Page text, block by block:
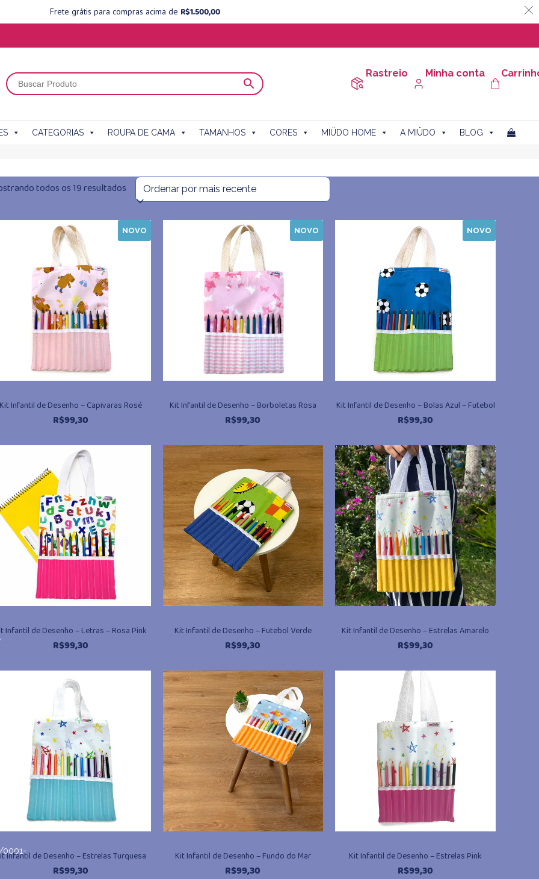
Frete grátis para compras acima de R$1.500,00
Rastreio
Minha conta
CATEGORIAS ROUPA DE CAMA TAMANHOS CORES MIÜDO HOME A MIÜDO
BLOG
todos os 19 resultados Classificado
mais
NOVO
Kit Infantil de Desenho – Capivaras Rosé
R$99,30
NOVO
Kit Infantil de Desenho – Borboletas Rosa
R$99,30
NOVO
Kit Infantil de Desenho – Bolas Azul – Futebol
R$99,30
Infantil de Desenho – Letras – Rosa Pink
R$99,30
Kit Infantil de Desenho – Futebol Verde
R$99,30
Kit Infantil de Desenho – Estrelas Amarelo
R$99,30
Infantil de Desenho – Estrelas Turquesa
R$99,30
Kit Infantil de Desenho – Fundo do Mar
R$99,30
Kit Infantil de Desenho – Estrelas Pink
R$99,30
0001-